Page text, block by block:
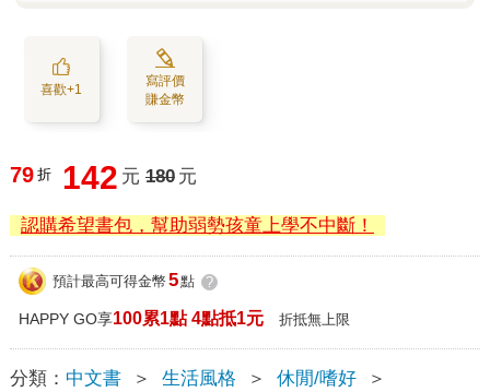
喜歡+1
寫評價
賺金幣
79 折 142 元 180 元
認購希望書包，幫助弱勢孩童上學不中斷！
預計最高可得金幣 5點 ?
HAPPY GO享100累1點 4點抵1元 折抵無上限
分類： 中文書 ＞ 生活風格 ＞ 休閒/嗜好
＞